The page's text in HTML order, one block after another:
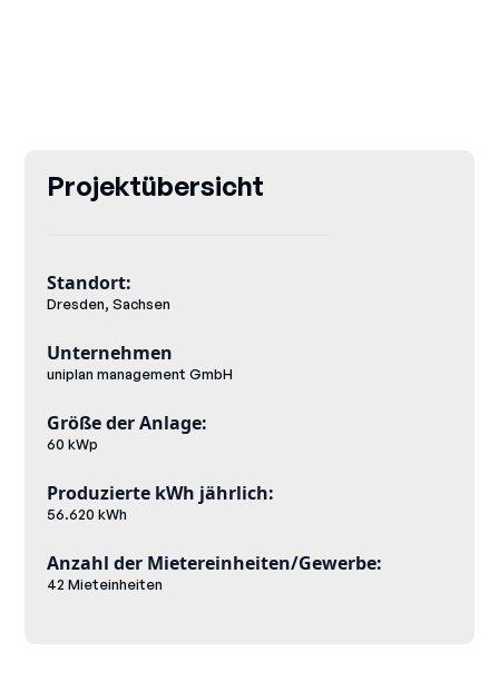
Projektübersicht
Standort:
Dresden, Sachsen
Unternehmen
uniplan management GmbH
Größe der Anlage:
60 kWp
Produzierte kWh jährlich:
56.620 kWh
Anzahl der Mietereinheiten/Gewerbe:
42 Mieteinheiten